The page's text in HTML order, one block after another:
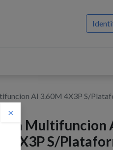
×
Al 3.60M 4X3P S/
Multifuncion
4X3P S/